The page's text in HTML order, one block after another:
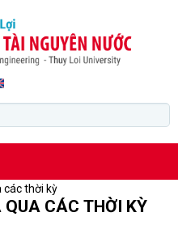
các thời kỳ
CÁC THỜI KỲ